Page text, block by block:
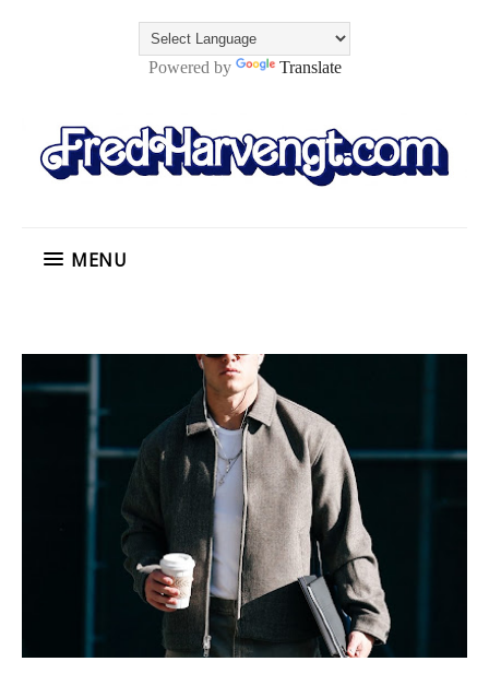
Powered by Translate
MENU